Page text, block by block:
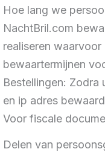
Hoe lang we
NachtBril.com
realiseren
bewaartermijnen
Bestellingen: Zodra
en ip adres
Voor fiscale
Delen van